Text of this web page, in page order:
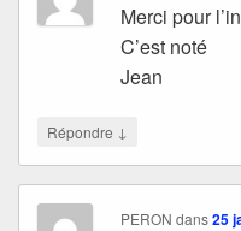
Merci pour
C’est noté
Jean
Répondre ↓
PERON dans25